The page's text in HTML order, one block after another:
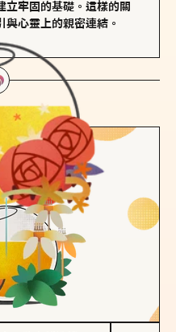
立牢固的基礎。這樣的關
與心靈上的親密連結。
蠟燭是...